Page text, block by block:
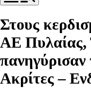
Στους
ΑΕ Πυλαίας,
πανηγύρισαν
Ακρίτες –